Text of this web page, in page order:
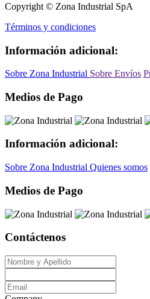
Copyright © Zona Industrial SpA
Términos y condiciones
Información adicional:
Sobre Zona Industrial Sobre Envíos
Medios de Pago
Información adicional:
Sobre Zona Industrial Quienes somos
Medios de Pago
Contáctenos